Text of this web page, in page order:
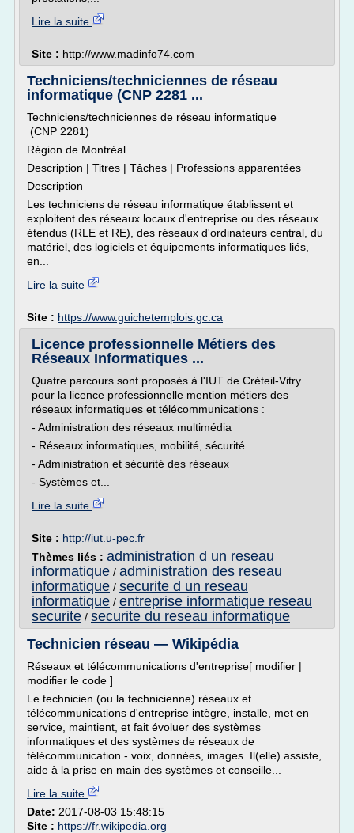
Lire la suite
Site : http://www.madinfo74.com
Techniciens/techniciennes de réseau
informatique (CNP 2281 ...
Techniciens/techniciennes de réseau informatique
(CNP 2281)
Région de Montréal
Description | Titres | Tâches | Professions apparentées
Description
Les techniciens de réseau informatique établissent et
exploitent des réseaux locaux d'entreprise ou des réseaux
étendus (RLE et RE), des réseaux d'ordinateurs central, du
matériel, des logiciels et équipements informatiques liés,
en...
Lire la suite
Site : https://www.guichetemplois.gc.ca
Licence professionnelle Métiers des
Réseaux Informatiques ...
Quatre parcours sont proposés à l'IUT de Créteil-Vitry
pour la licence professionnelle mention métiers des
réseaux informatiques et télécommunications :
- Administration des réseaux multimédia
- Réseaux informatiques, mobilité, sécurité
- Administration et sécurité des réseaux
- Systèmes et...
Lire la suite
Site : http://iut.u-pec.fr
Thèmes liés : administration d un reseau
informatique / administration des reseau
informatique / securite d un reseau
informatique / entreprise informatique reseau
securite / securite du reseau informatique
Technicien réseau — Wikipédia
Réseaux et télécommunications d'entreprise[ modifier |
modifier le code ]
Le technicien (ou la technicienne) réseaux et
télécommunications d'entreprise intègre, installe, met en
service, maintient, et fait évoluer des systèmes
informatiques et des systèmes de réseaux de
télécommunication - voix, données, images. Il(elle) assiste,
aide à la prise en main des systèmes et conseille...
Lire la suite
Date: 2017-08-03 15:48:15
Site : https://fr.wikipedia.org